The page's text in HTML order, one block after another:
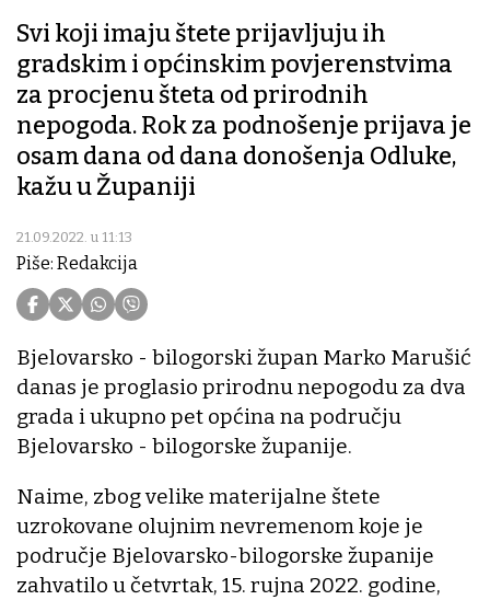
Svi koji imaju štete prijavljuju ih
gradskim i općinskim povjerenstvima
za procjenu šteta od prirodnih
nepogoda. Rok za podnošenje prijava je
osam dana od dana donošenja Odluke,
kažu u Županiji
21.09.2022. u 11:13
Piše: Redakcija
Bjelovarsko - bilogorski župan Marko Marušić
danas je proglasio prirodnu nepogodu za dva
grada i ukupno pet općina na području
Bjelovarsko - bilogorske županije.
Naime, zbog velike materijalne štete
uzrokovane olujnim nevremenom koje je
područje Bjelovarsko-bilogorske županije
zahvatilo u četvrtak, 15. rujna 2022. godine,